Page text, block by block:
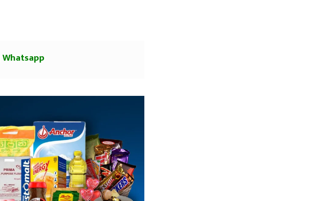
Whatsapp